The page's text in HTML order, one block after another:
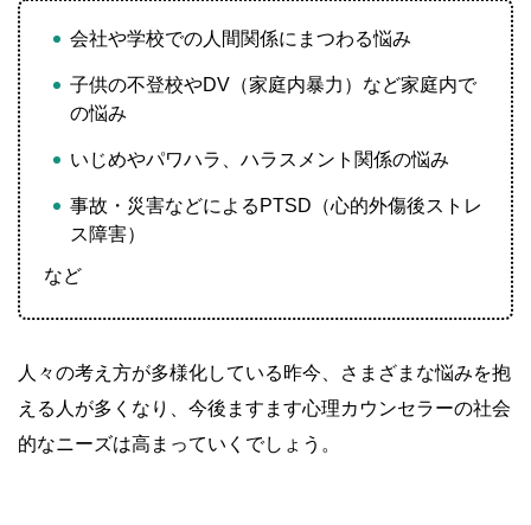
会社や学校での人間関係にまつわる悩み
子供の不登校やDV（家庭内暴力）など家庭内で
の悩み
いじめやパワハラ、ハラスメント関係の悩み
事故・災害などによるPTSD（心的外傷後ストレ
ス障害）
など
人々の考え方が多様化している昨今、さまざまな悩みを抱
える人が多くなり、今後ますます心理カウンセラーの社会
的なニーズは高まっていくでしょう。